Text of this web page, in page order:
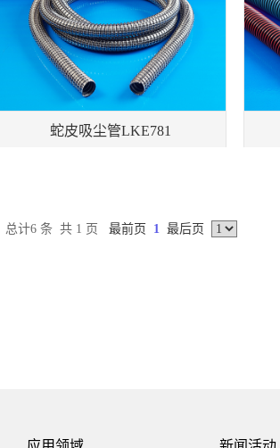
蛇皮吸尘管LKE781
总计6 条 共 1 页 最前页 1 最后页